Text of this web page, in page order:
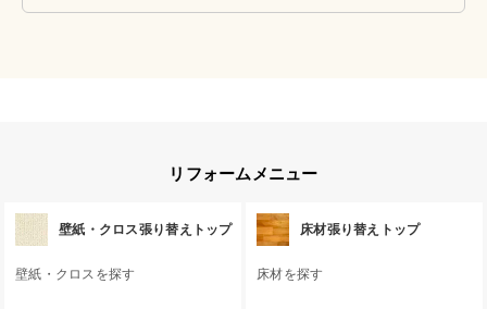
リフォームメニュー
壁紙・クロス張り替えトップ
壁紙・クロスを探す
床材張り替えトップ
床材を探す